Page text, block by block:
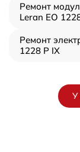
Ремонт
Leran EO
Ремонт
1228 P IX
У